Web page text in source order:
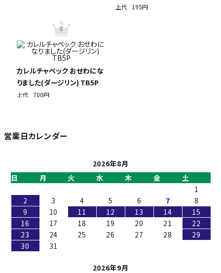
上代 195円
5
カレルチャペック おせわにな
りました(ダージリン) TB5P
上代 700円
営業日カレンダー
2026年8月
日
月 火 水 木 金
土
1
2
3 4 5 6 7
8
9
10 11 12 13 14
15
16
17 18 19 20 21
22
23
24 25 26 27 28
29
30
31
2026年9月